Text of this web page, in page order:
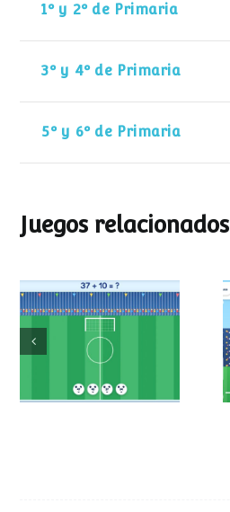
1º y 2º de Primaria
3º y 4º de Primaria
5º y 6º de Primaria
Juegos relacionados
Mundial de
operaciones